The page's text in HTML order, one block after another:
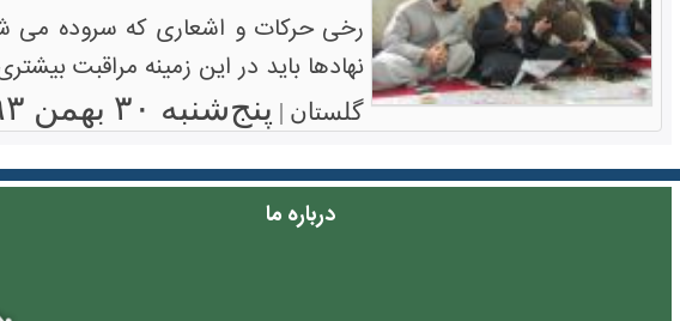
رخی حرکات و اشعاری که سروده می
نهادها باید در این زمینه مراقبت
گلستان | پنج‌شنبه ۳۰ بهمن ۱۳۹۳
درباره ما